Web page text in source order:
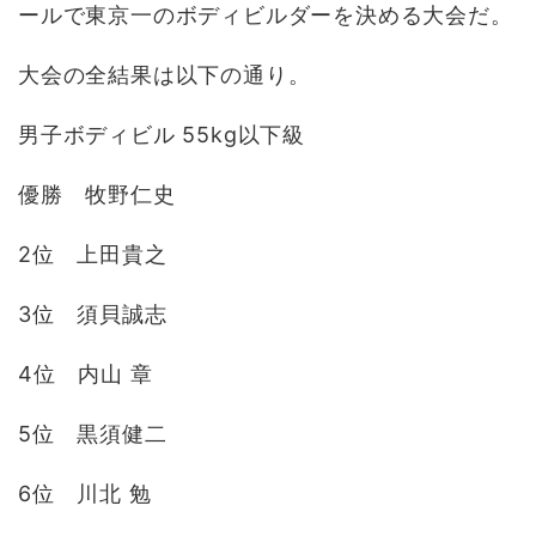
ールで東京一のボディビルダーを決める大会だ。
大会の全結果は以下の通り。
男子ボディビル 55kg以下級
優勝 牧野仁史
2位 上田貴之
3位 須貝誠志
4位 内山 章
5位 黒須健二
6位 川北 勉